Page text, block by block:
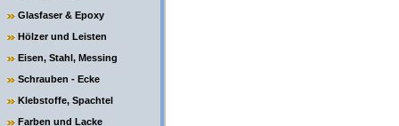
Glasfaser & Epoxy
Hölzer und Leisten
Eisen, Stahl, Messing
Schrauben - Ecke
Klebstoffe, Spachtel
Farben und Lacke